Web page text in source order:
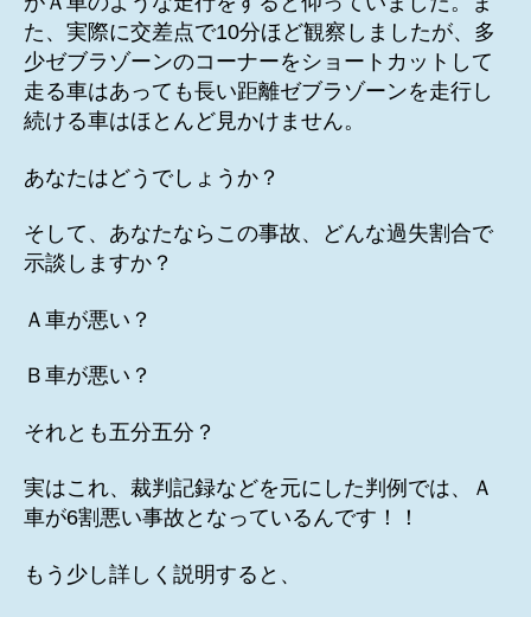
た、実際に交差点で10分ほど観察しましたが、多
少ゼブラゾーンのコーナーをショートカットして
走る車はあっても長い距離ゼブラゾーンを走行し
続ける車はほとんど見かけません。
あなたはどうでしょうか？
そして、あなたならこの事故、どんな過失割合で
示談しますか？
Ａ車が悪い？
Ｂ車が悪い？
それとも五分五分？
実はこれ、裁判記録などを元にした判例では、Ａ
車が6割悪い事故となっているんです！！
もう少し詳しく説明すると、